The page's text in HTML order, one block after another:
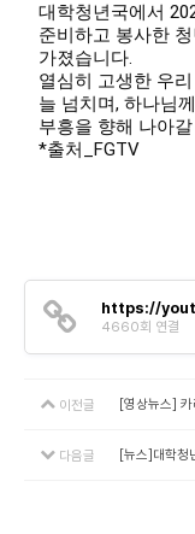
대학청년국에서
준비하고 봉사한
가졌습니다.
열심히 고생한 우
늘 넘치며, 하나님
부흥을 향해 나아
*출처_FGTV
https://
4660회 연결
이전글 [영상뉴스]
다음글 [뉴스]대학청